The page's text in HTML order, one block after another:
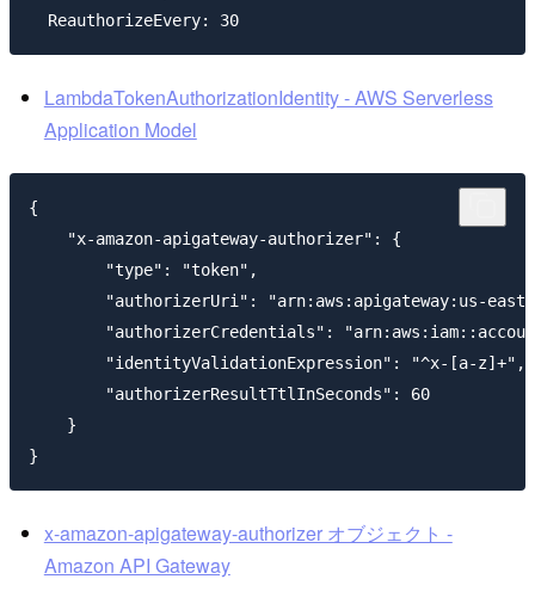
LambdaTokenAuthorizationIdentity - AWS Serverless
Application Model
{
    "x-amazon-apigateway-authorizer": {
        "type": "token",
"authorizerUri": "arn:aws:apigateway:us-
"authorizerCredentials":
        "identityValidationExpression": "^x-[a-z]+",
        "authorizerResultTtlInSeconds": 60
    }
x-amazon-apigateway-authorizer オブジェクト -
Amazon API Gateway